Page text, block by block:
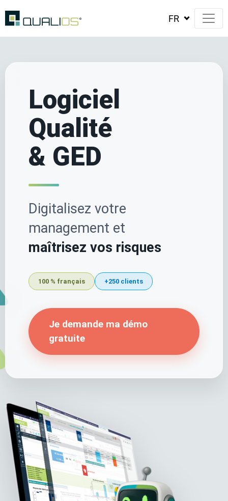
Logiciel
Qualité
& GED
Digitalisez votre
management et
maîtrisez vos risques
100 % français +250 clients
Je demande ma démo
gratuite